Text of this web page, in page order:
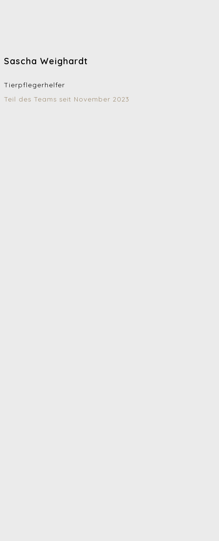
Sascha Weighardt
Tierpflegerhelfer
Teil des Teams seit November 2023